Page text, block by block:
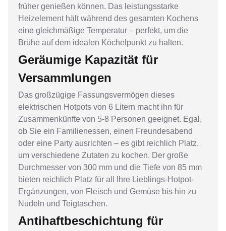
früher genießen können. Das leistungsstarke
Heizelement hält während des gesamten Kochens
eine gleichmäßige Temperatur – perfekt, um die
Brühe auf dem idealen Köchelpunkt zu halten.
Geräumige Kapazität für
Versammlungen
Das großzügige Fassungsvermögen dieses
elektrischen Hotpots von 6 Litern macht ihn für
Zusammenkünfte von 5-8 Personen geeignet. Egal,
ob Sie ein Familienessen, einen Freundesabend
oder eine Party ausrichten – es gibt reichlich Platz,
um verschiedene Zutaten zu kochen. Der große
Durchmesser von 300 mm und die Tiefe von 85 mm
bieten reichlich Platz für all Ihre Lieblings-Hotpot-
Ergänzungen, von Fleisch und Gemüse bis hin zu
Nudeln und Teigtaschen.
Antihaftbeschichtung für